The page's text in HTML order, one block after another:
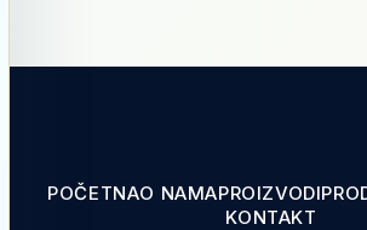
POČETNAO NAMAPROIZVODI
KONTAKT